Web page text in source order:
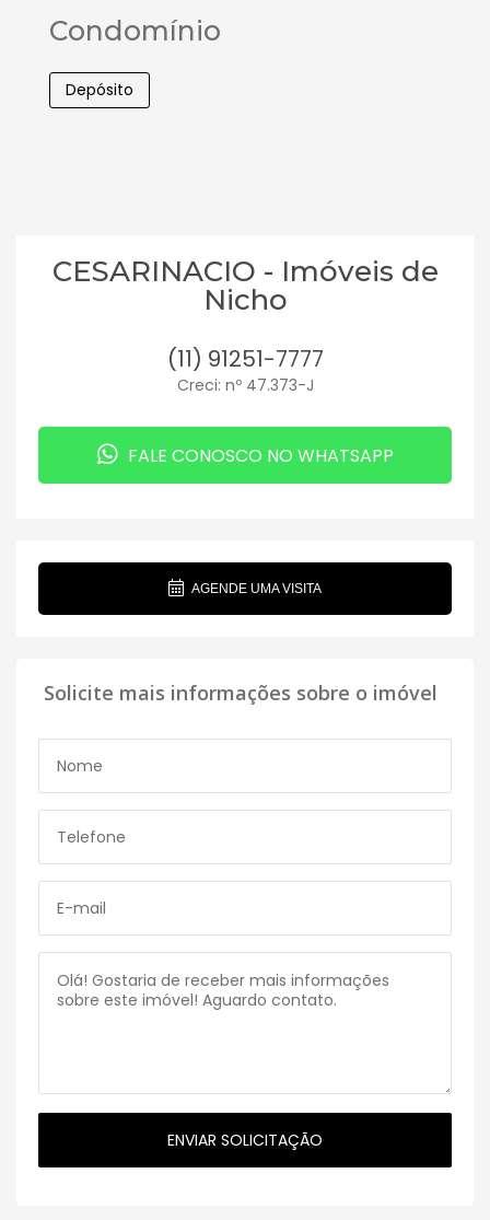
Condomínio
Depósito
CESARINACIO - Imóveis de
Nicho
(11) 91251-7777
Creci: nº 47.373-J
FALE CONOSCO NO WHATSAPP
AGENDE UMA VISITA
Solicite mais informações sobre o imóvel